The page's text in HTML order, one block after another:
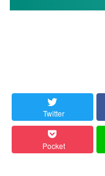
Twitter
Pocket